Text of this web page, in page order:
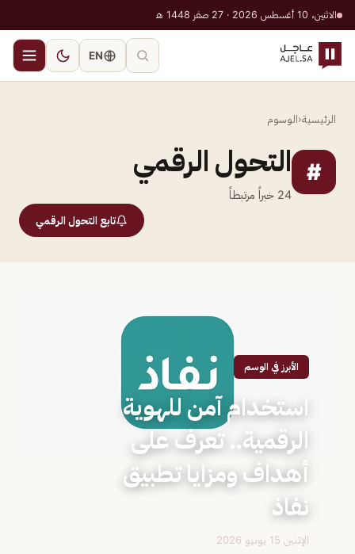
الاثنين، 10 أغسطس 2026 · 27 صفر 1448 هـ
EN
الرئيسية‹الوسوم
# التحول الرقمي
24 خبراً مرتبطاً
تابع التحول الرقمي
الأبرز في الوسم
استخدام آمن للهوية
الرقمية.. تعرف على
أهداف ومزايا تطبيق
نفاذ
الإثنين 15 يونيو 2026